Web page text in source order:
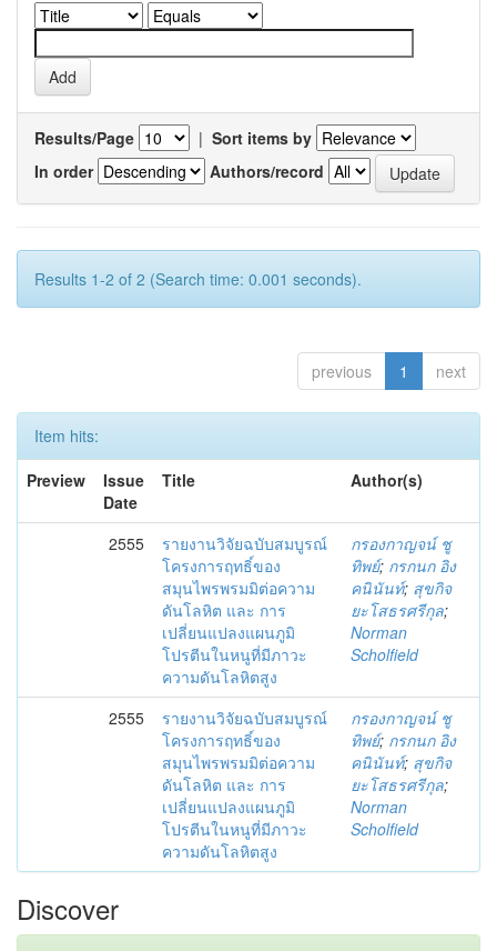
Results/Page | Sort items by
In order
Authors/record
Results 1-2 of 2 (Search time: 0.001 seconds).
previous 1 next
Item hits:
Preview
Issue
Date
Title Author(s)
2555
รายงานวิจัยฉบับสมบูรณ์
โครงการฤทธิ์ของ
สมุนไพรพรมมิต่อความ
ดันโลหิต และ การ
เปลี่ยนแปลงแผนภูมิ
โปรตีนในหนูที่มีภาวะ
ความดันโลหิตสูง
กรองกาญจน์ ชู
ทิพย์; กรกนก อิง
คนินันท์; สุขกิจ
ยะโสธรศรีกุล;
Norman
Scholfield
2555
รายงานวิจัยฉบับสมบูรณ์
โครงการฤทธิ์ของ
สมุนไพรพรมมิต่อความ
ดันโลหิต และ การ
เปลี่ยนแปลงแผนภูมิ
โปรตีนในหนูที่มีภาวะ
ความดันโลหิตสูง
กรองกาญจน์ ชู
ทิพย์; กรกนก อิง
คนินันท์; สุขกิจ
ยะโสธรศรีกุล;
Norman
Scholfield
Discover